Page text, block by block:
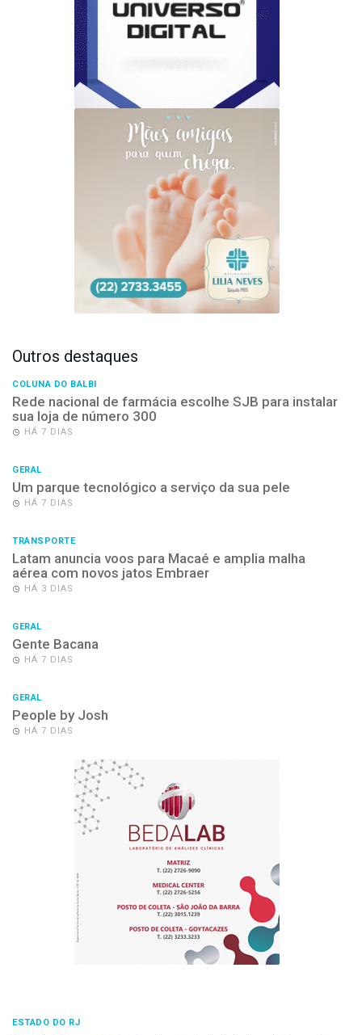
Outros destaques
COLUNA DO BALBI
Rede nacional de farmácia escolhe SJB para instalar
sua loja de número 300
HÁ 7 DIAS
GERAL
Um parque tecnológico a serviço da sua pele
HÁ 7 DIAS
TRANSPORTE
Latam anuncia voos para Macaé e amplia malha
aérea com novos jatos Embraer
HÁ 3 DIAS
GERAL
Gente Bacana
HÁ 7 DIAS
GERAL
People by Josh
HÁ 7 DIAS
ESTADO DO RJ